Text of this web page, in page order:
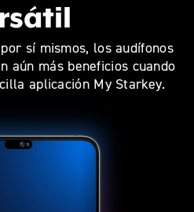
sí mismos, los audífonos
aún más beneficios cuando
aplicación My Starkey.